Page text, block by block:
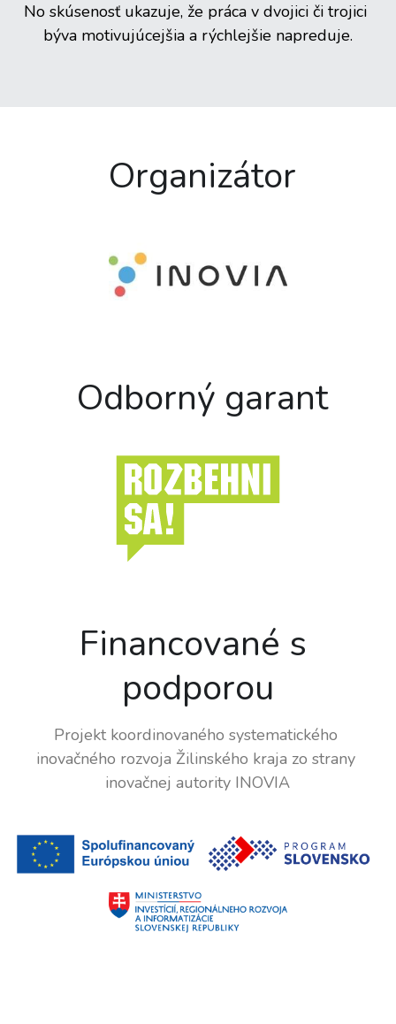
No skúsenosť ukazuje, že práca v dvojici či trojici
býva motivujúcejšia a rýchlejšie napreduje.
Organizátor
Odborný garant
Financované s
podporou
Projekt koordinovaného systematického
inovačného rozvoja Žilinského kraja zo strany
inovačnej autority INOVIA